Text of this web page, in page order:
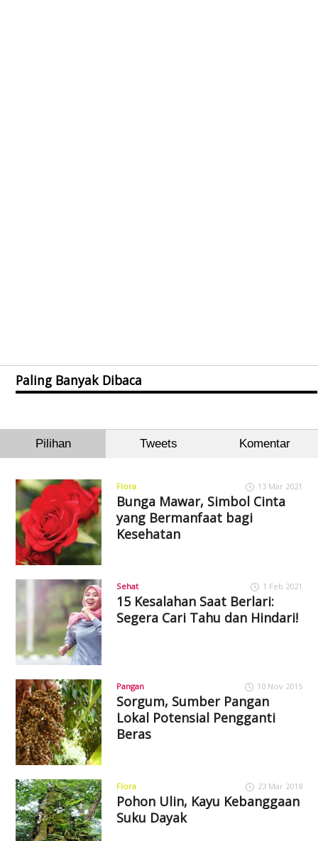
Paling Banyak Dibaca
Pilihan Tweets Komentar
Flora 13 Mar 2021
Bunga Mawar, Simbol Cinta
yang Bermanfaat bagi
Kesehatan
Sehat 1 Feb 2021
15 Kesalahan Saat Berlari:
Segera Cari Tahu dan Hindari!
Pangan 10 Nov 2015
Sorgum, Sumber Pangan
Lokal Potensial Pengganti
Beras
Flora 23 Mar 2018
Pohon Ulin, Kayu Kebanggaan
Suku Dayak